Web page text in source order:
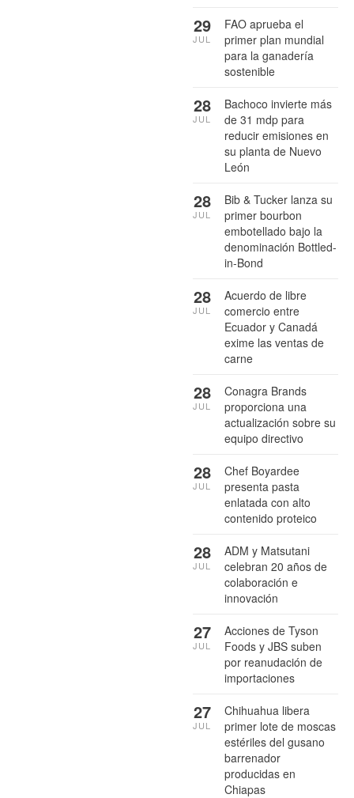
FAO aprueba el
primer plan mundial
para la ganadería
sostenible
29
JUL
Bachoco invierte más
de 31 mdp para
reducir emisiones en
su planta de Nuevo
León
28
JUL
Bib & Tucker lanza su
primer bourbon
embotellado bajo la
denominación Bottled-
in-Bond
28
JUL
Acuerdo de libre
comercio entre
Ecuador y Canadá
exime las ventas de
carne
28
JUL
Conagra Brands
proporciona una
actualización sobre su
equipo directivo
28
JUL
Chef Boyardee
presenta pasta
enlatada con alto
contenido proteico
28
JUL
ADM y Matsutani
celebran 20 años de
colaboración e
innovación
28
JUL
Acciones de Tyson
Foods y JBS suben
por reanudación de
importaciones
27
JUL
Chihuahua libera
primer lote de moscas
estériles del gusano
barrenador
producidas en
Chiapas
27
JUL